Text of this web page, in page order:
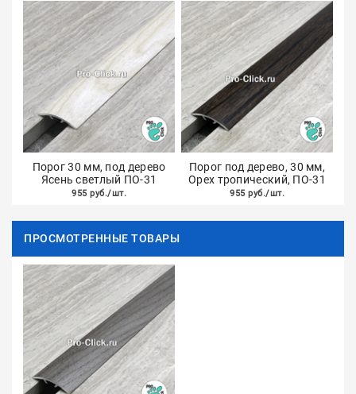
Порог 30 мм, под дерево
Ясень светлый ПО-31
955 руб./шт.
Порог под дерево, 30 мм,
Орех тропический, ПО-31
955 руб./шт.
ПРОСМОТРЕННЫЕ ТОВАРЫ